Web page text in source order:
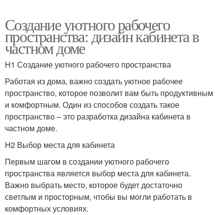
Создание уютного рабочего
пространства: дизайн кабинета в
частном доме
H1 Создание уютного рабочего пространства
Работая из дома, важно создать уютное рабочее
пространство, которое позволит вам быть продуктивным
и комфортным. Один из способов создать такое
пространство – это разработка дизайна кабинета в
частном доме.
H2 Выбор места для кабинета
Первым шагом в создании уютного рабочего
пространства является выбор места для кабинета.
Важно выбрать место, которое будет достаточно
светлым и просторным, чтобы вы могли работать в
комфортных условиях.